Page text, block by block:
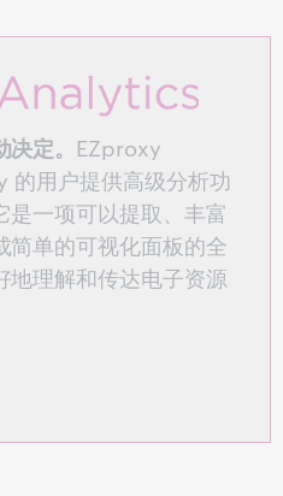
定。 EZproxy
用户提供高级分析功
是一项可以提取、丰富
简单的可视化面板的全
地理解和传达电子资源